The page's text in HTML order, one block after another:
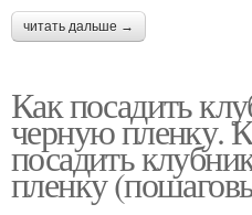
читать дальше →
Как посадить
черную пленку.
посадить
пленку